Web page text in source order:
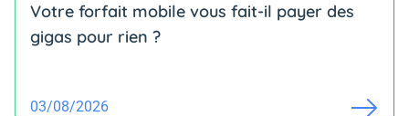
Votre forfait mobile vous fait-il payer des
gigas pour rien ?
03/08/2026